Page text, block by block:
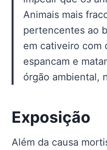
Animais mais
pertencentes ao
em cativeiro com
espancam e
órgão ambiental,
Exposição
Além da causa